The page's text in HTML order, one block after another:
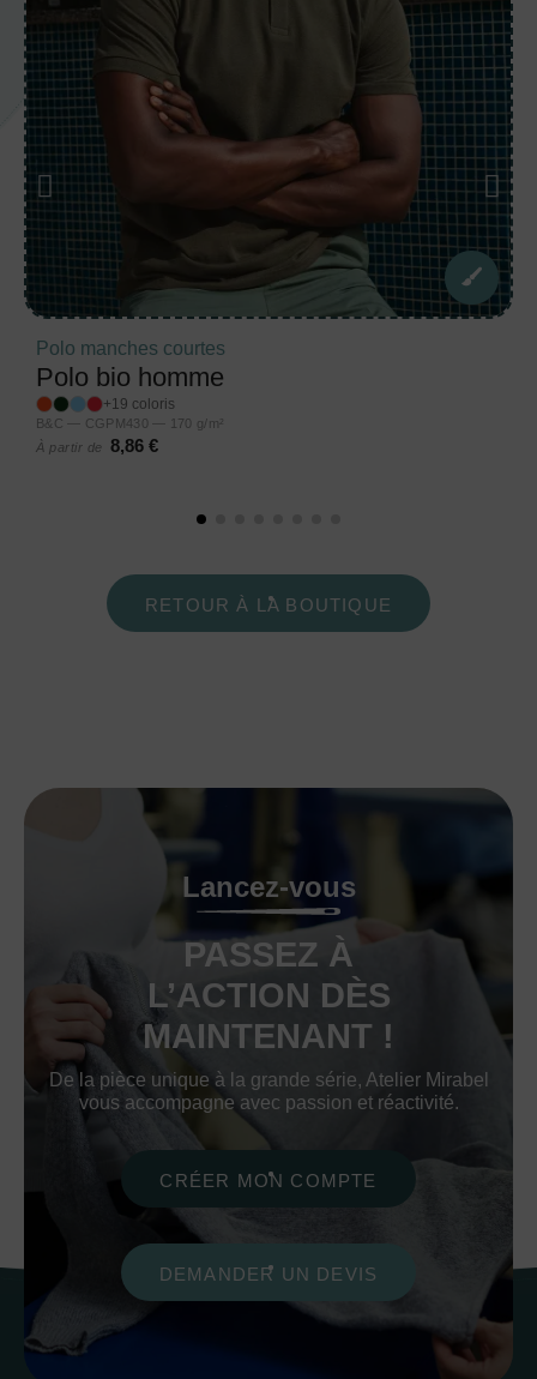
Polo manches courtes
Polo bio homme
+19 coloris
B&C — CGPM430 — 170 g/m²
À partir de
8,86 €
RETOUR À LA BOUTIQUE
Lancez-vous
PASSEZ À
L’ACTION DÈS
MAINTENANT !
De la pièce unique à la grande série, Atelier Mirabel
vous accompagne avec passion et réactivité.
CRÉER MON COMPTE
DEMANDER UN DEVIS